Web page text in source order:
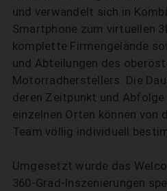
und verwandelt sich in
Smartphone zum virtuellen
komplette Firmengelände
und Abteilungen des
Motorradherstellers. Die
deren Zeitpunkt und
einzelnen Orten können von
Team völlig individuell
Umgesetzt wurde das
360-Grad-Inszenierungen